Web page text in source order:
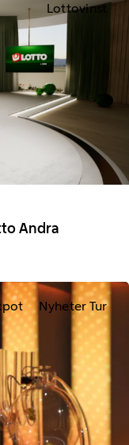
Lottovinst
Andra
Nyheter Tur